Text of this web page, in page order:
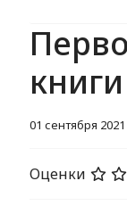
книги
01 сентября 2021
Оценки